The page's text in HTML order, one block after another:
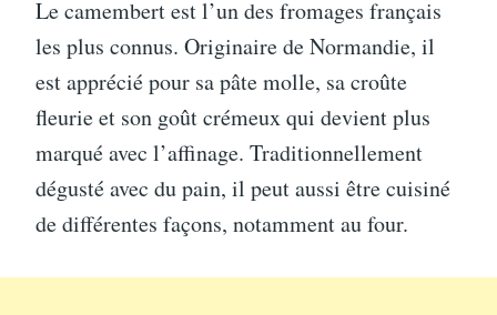
Le camembert est l’un des fromages français
les plus connus. Originaire de Normandie, il
est apprécié pour sa pâte molle, sa croûte
fleurie et son goût crémeux qui devient plus
marqué avec l’affinage. Traditionnellement
dégusté avec du pain, il peut aussi être cuisiné
de différentes façons, notamment au four.